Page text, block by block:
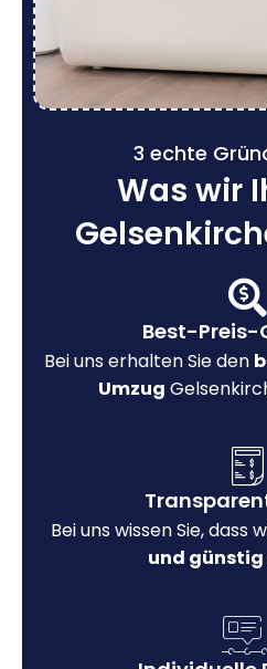
3 echte
Was wir
Best-
Bei uns erhalten Sie den
Umzug
Bei uns wissen Sie, dass
und günstig